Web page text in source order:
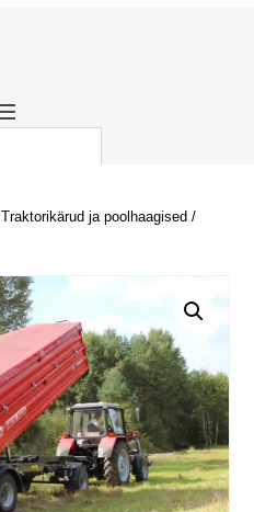
Traktorikärud ja poolhaagised /